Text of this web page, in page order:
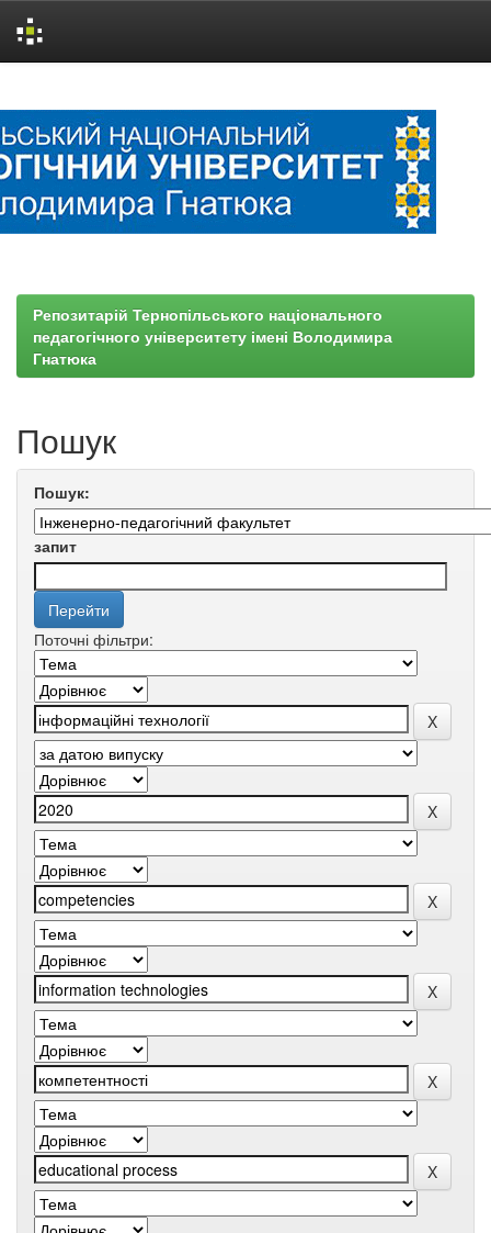
Репозитарій Тернопільського національного
педагогічного університету імені Володимира
Гнатюка
Пошук
Пошук:
запит
Поточні фільтри: